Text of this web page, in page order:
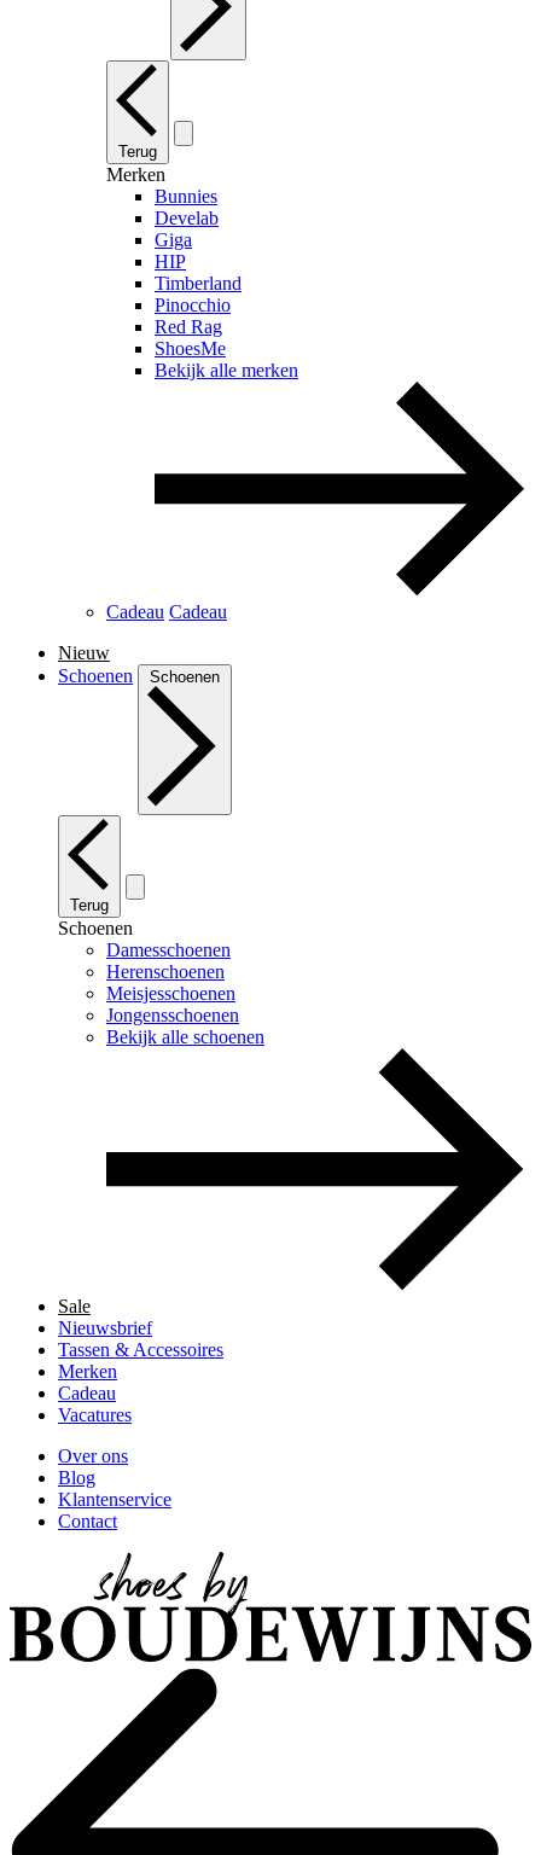
Terug
Merken
Bunnies
Develab
Giga
HIP
Timberland
Pinocchio
Red Rag
ShoesMe
Bekijk alle merken
Cadeau Cadeau
Nieuw
Schoenen
Schoenen
Terug
Schoenen
Damesschoenen
Herenschoenen
Meisjesschoenen
Jongensschoenen
Bekijk alle schoenen
Sale
Nieuwsbrief
Tassen & Accessoires
Merken
Cadeau
Vacatures
Over ons
Blog
Klantenservice
Contact